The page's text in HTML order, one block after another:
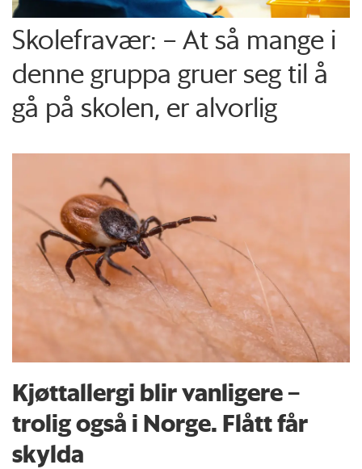
Skolefravær: – At så mange i
denne gruppa gruer seg til å
gå på skolen, er alvorlig
Kjøttallergi blir vanligere –
trolig også i Norge. Flått får
skylda